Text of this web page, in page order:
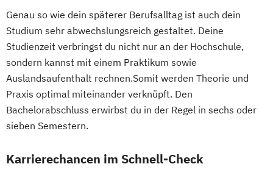
Genau so wie dein späterer Berufsalltag ist auch dein
Studium sehr abwechslungsreich gestaltet. Deine
Studienzeit verbringst du nicht nur an der Hochschule,
sondern kannst mit einem Praktikum sowie
Auslandsaufenthalt rechnen.Somit werden Theorie und
Praxis optimal miteinander verknüpft. Den
Bachelorabschluss erwirbst du in der Regel in sechs oder
sieben Semestern.
Karrierechancen im Schnell-Check